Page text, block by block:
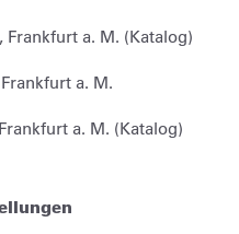
a. M. (Katalog)
a. M.
a. M. (Katalog)